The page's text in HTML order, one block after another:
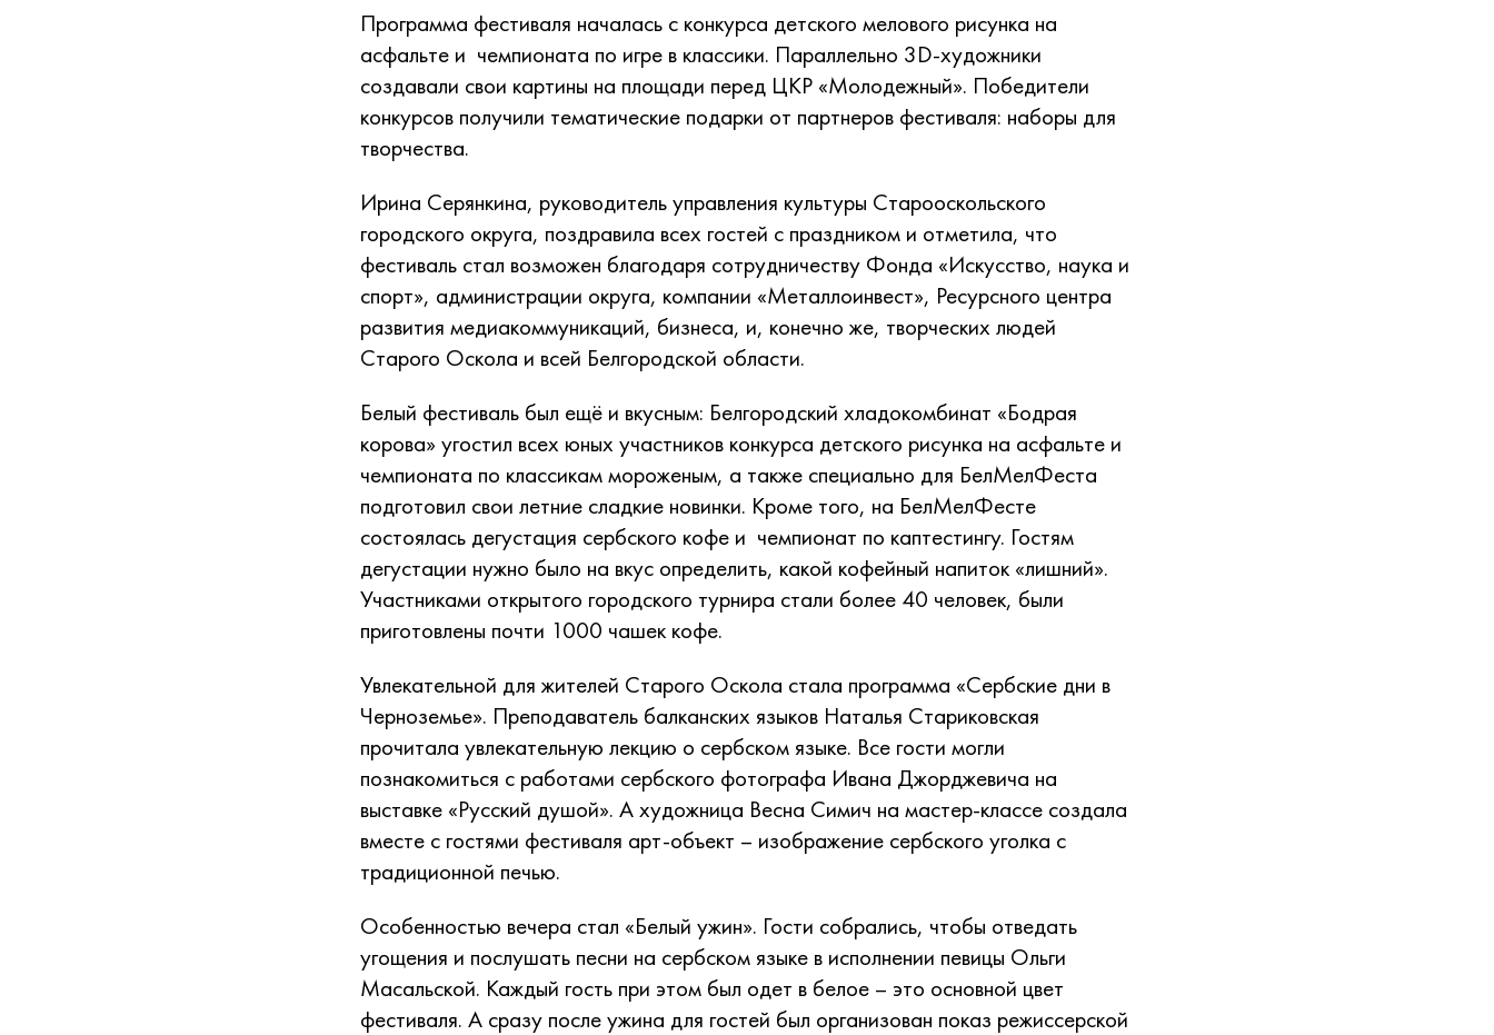
Программа фестиваля началась с конкурса детского мелового рисунка на
асфальте и чемпионата по игре в классики. Параллельно 3D-художники
создавали свои картины на площади перед ЦКР «Молодежный». Победители
конкурсов получили тематические подарки от партнеров фестиваля: наборы для
творчества.
Ирина Серянкина, руководитель управления культуры Старооскольского
городского округа, поздравила всех гостей с праздником и отметила, что
фестиваль стал возможен благодаря сотрудничеству Фонда «Искусство, наука и
спорт», администрации округа, компании «Металлоинвест», Ресурсного центра
развития медиакоммуникаций, бизнеса, и, конечно же, творческих людей
Старого Оскола и всей Белгородской области.
Белый фестиваль был ещё и вкусным: Белгородский хладокомбинат «Бодрая
корова» угостил всех юных участников конкурса детского рисунка на асфальте и
чемпионата по классикам мороженым, а также специально для БелМелФеста
подготовил свои летние сладкие новинки. Кроме того, на БелМелФесте
состоялась дегустация сербского кофе и чемпионат по каптестингу. Гостям
дегустации нужно было на вкус определить, какой кофейный напиток «лишний».
Участниками открытого городского турнира стали более 40 человек, были
приготовлены почти 1000 чашек кофе.
Увлекательной для жителей Старого Оскола стала программа «Сербские дни в
Черноземье». Преподаватель балканских языков Наталья Стариковская
прочитала увлекательную лекцию о сербском языке. Все гости могли
познакомиться с работами сербского фотографа Ивана Джорджевича на
выставке «Русский душой». А художница Весна Симич на мастер-классе создала
вместе с гостями фестиваля арт-объект – изображение сербского уголка с
традиционной печью.
Особенностью вечера стал «Белый ужин». Гости собрались, чтобы отведать
угощения и послушать песни на сербском языке в исполнении певицы Ольги
Масальской. Каждый гость при этом был одет в белое – это основной цвет
фестиваля. А сразу после ужина для гостей был организован показ режиссерской